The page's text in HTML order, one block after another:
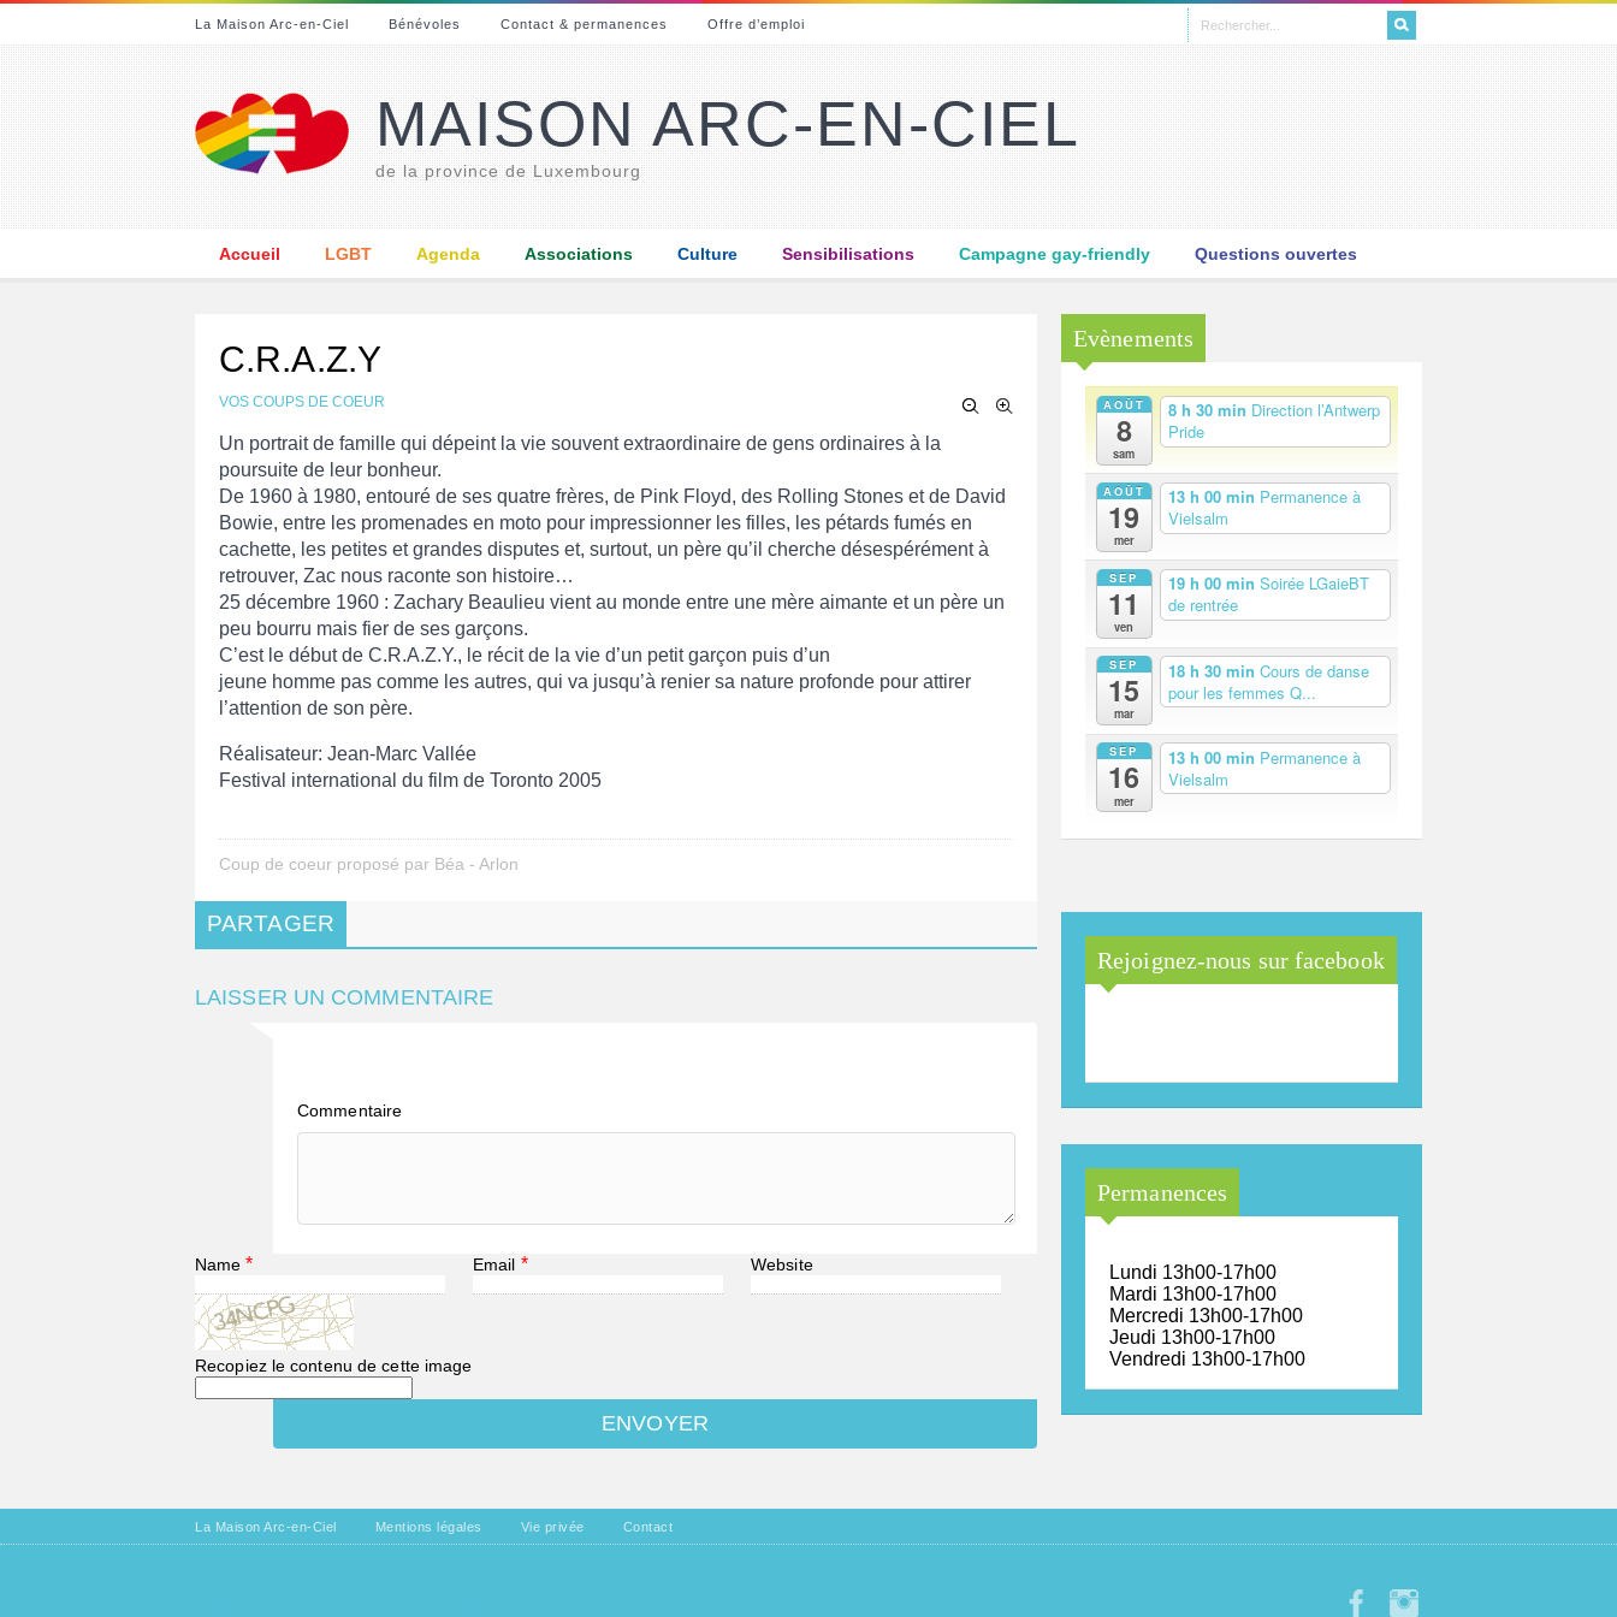
La Maison Arc-en-Ciel Bénévoles Contact & permanences Offre d’emploi
MAISON ARC-EN-CIEL
de la province de Luxembourg
Accueil LGBT Agenda Associations Culture Sensibilisations Campagne gay-friendly Questions ouvertes
C.R.A.Z.Y
VOS COUPS DE COEUR
Un portrait de famille qui dépeint la vie souvent extraordinaire de gens ordinaires à la
poursuite de leur bonheur.
De 1960 à 1980, entouré de ses quatre frères, de Pink Floyd, des Rolling Stones et de David
Bowie, entre les promenades en moto pour impressionner les filles, les pétards fumés en
cachette, les petites et grandes disputes et, surtout, un père qu’il cherche désespérément à
retrouver, Zac nous raconte son histoire…
25 décembre 1960 : Zachary Beaulieu vient au monde entre une mère aimante et un père un
peu bourru mais fier de ses garçons.
C’est le début de C.R.A.Z.Y., le récit de la vie d’un petit garçon puis d’un
jeune homme pas comme les autres, qui va jusqu’à renier sa nature profonde pour attirer
l’attention de son père.
Réalisateur: Jean-Marc Vallée
Festival international du film de Toronto 2005
Coup de coeur proposé par Béa - Arlon
PARTAGER
LAISSER UN COMMENTAIRE
Commentaire
Name * Email * Website
Recopiez le contenu de cette image
Evènements
AOÛT
8
sam
8 h 30 min Direction l’Antwerp
Pride
AOÛT
19
mer
13 h 00 min Permanence à
Vielsalm
SEP
11
ven
19 h 00 min Soirée LGaieBT
de rentrée
SEP
15
mar
18 h 30 min Cours de danse
pour les femmes Q...
SEP
16
mer
13 h 00 min Permanence à
Vielsalm
Rejoignez-nous sur facebook
Permanences
Lundi 13h00-17h00
Mardi 13h00-17h00
Mercredi 13h00-17h00
Jeudi 13h00-17h00
Vendredi 13h00-17h00
La Maison Arc-en-Ciel Mentions légales Vie privée Contact